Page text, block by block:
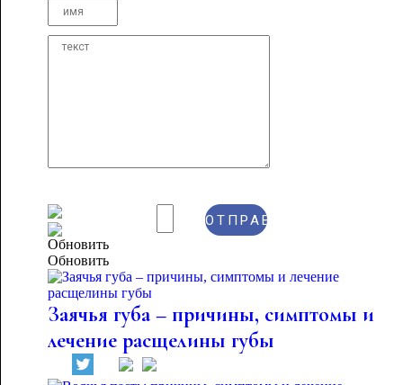
Обновить
Заячья губа – причины, симптомы и
лечение расщелины губы